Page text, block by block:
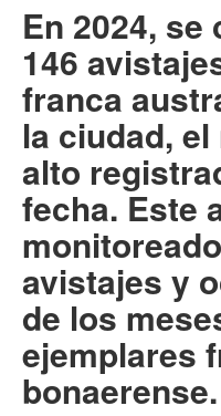
En 2024,
146
franca
la ciudad,
alto
fecha. Este
avistajes y
de los
ejemplares
bonaerense.